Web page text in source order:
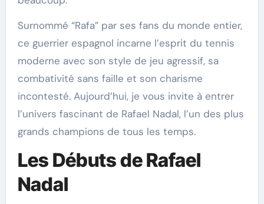
Surnommé “Rafa” par ses fans du monde entier,
ce guerrier espagnol incarne l’esprit du tennis
moderne avec son style de jeu agressif, sa
combativité sans faille et son charisme
incontesté. Aujourd’hui, je vous invite à entrer
l’univers fascinant de Rafael Nadal, l’un des plus
grands champions de tous les temps.
Les Débuts de Rafael
Nadal